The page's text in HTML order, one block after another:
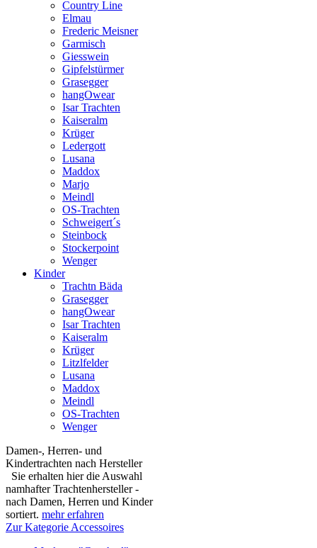
Country Line
Elmau
Frederic Meisner
Garmisch
Giesswein
Gipfelstürmer
Grasegger
hangOwear
Isar Trachten
Kaiseralm
Krüger
Ledergott
Lusana
Maddox
Marjo
Meindl
OS-Trachten
Schweigert´s
Steinbock
Stockerpoint
Wenger
Kinder
Trachtn Bäda
Grasegger
hangOwear
Isar Trachten
Kaiseralm
Krüger
Litzlfelder
Lusana
Maddox
Meindl
OS-Trachten
Wenger
Damen-, Herren- und
Kindertrachten nach Hersteller
Sie erhalten hier die Auswahl
namhafter Trachtenhersteller -
nach Damen, Herren und Kinder
sortiert. mehr erfahren
Zur Kategorie Accessoires